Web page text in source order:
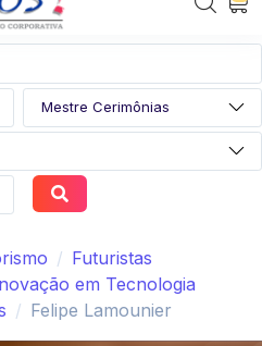
Futuristas
em Tecnologia
Felipe Lamounier